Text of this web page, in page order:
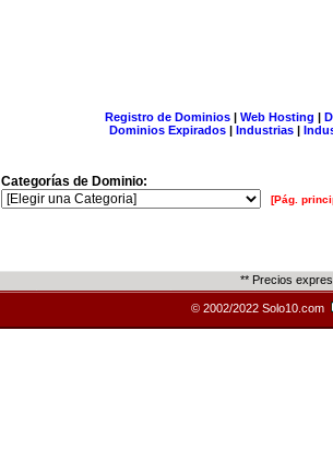
Registro de Dominios| Web Hosting |
Dominios Expirados | Industrias |
Categorías de Dominio:
[Pág.
** Precios
© 2002/2022 Solo10.com